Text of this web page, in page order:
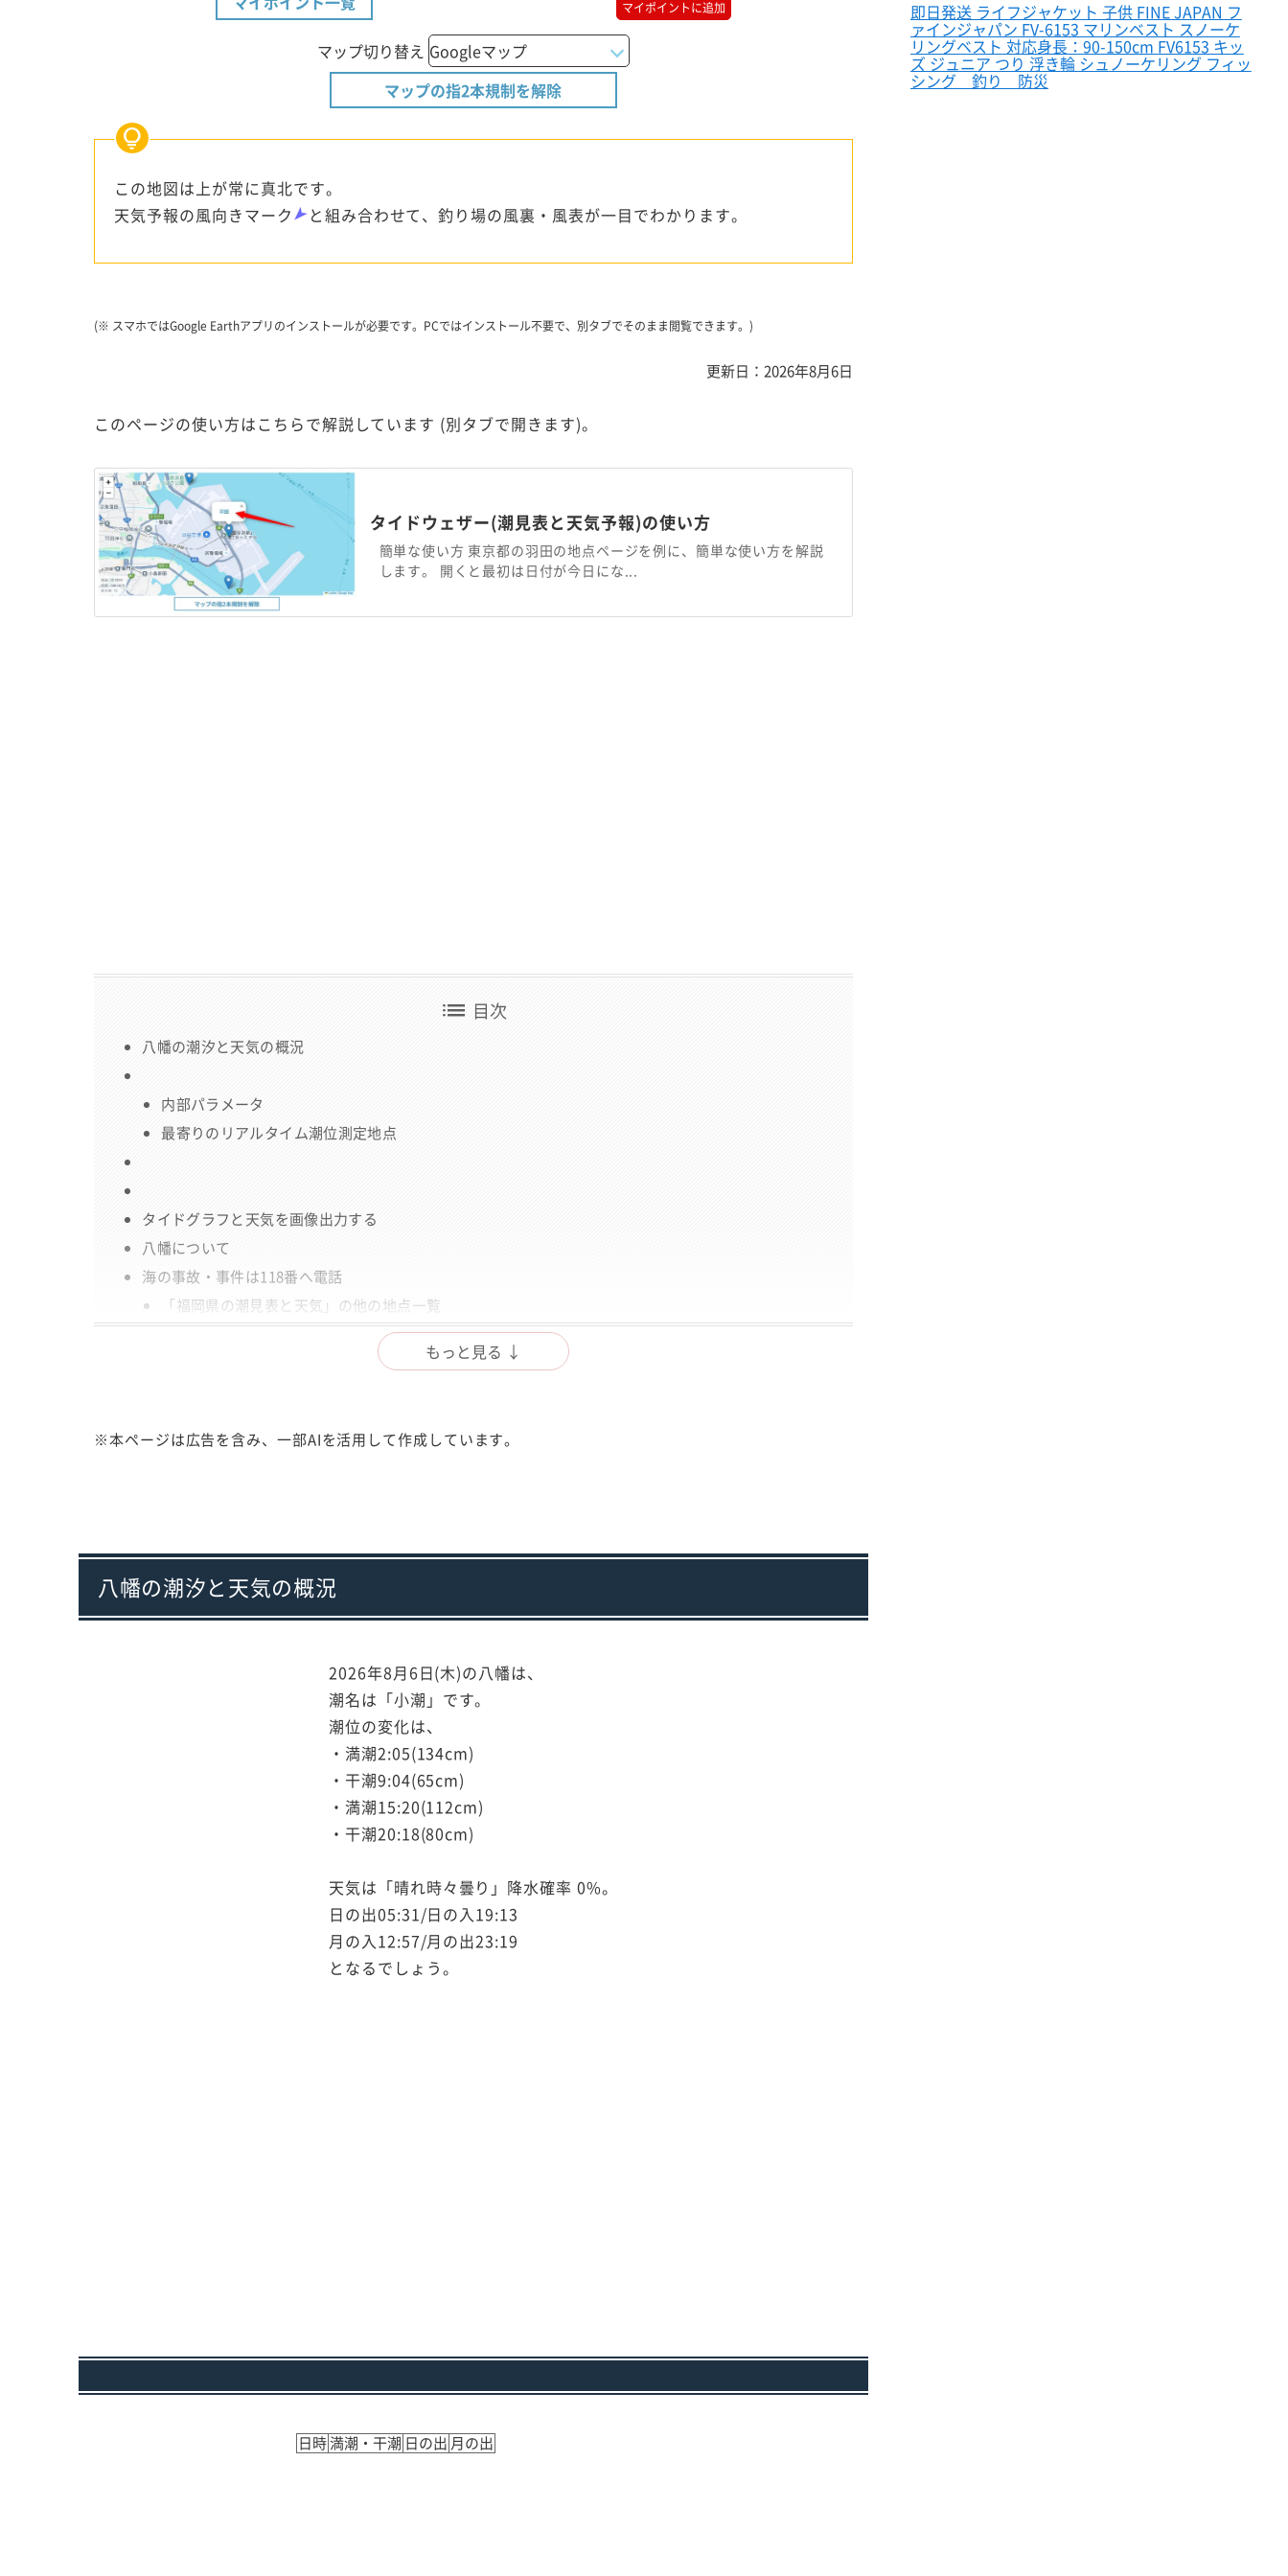
マイポイントに追加
マップ切り替え
マップの指2本規制を解除
この地図は上が常に真北です。
天気予報の風向きマーク
と組み合わせて、釣り場の風裏・風表が一目でわかります。
(※ スマホではGoogle Earthアプリのインストールが必要です。PCではインストール不要で、別タブでそのまま閲覧できます。)
更新日：2026年8月6日
このページの使い方はこちらで解説しています (別タブで開きます)。
タイドウェザー(潮見表と天気予報)の使い方
簡単な使い方 東京都の羽田の地点ページを例に、簡単な使い方を解説
します。 開くと最初は日付が今日にな...
list 目次
八幡の潮汐と天気の概況
内部パラメータ
最寄りのリアルタイム潮位測定地点
タイドグラフと天気を画像出力する
八幡について
海の事故・事件は118番へ電話
「福岡県の潮見表と天気」の他の地点一覧
もっと見る ↓
※本ページは広告を含み、一部AIを活用して作成しています。
八幡の潮汐と天気の概況
2026年8月6日(木)の八幡は、
潮名は「小潮」です。
潮位の変化は、
・満潮2:05(134cm)
・干潮9:04(65cm)
・満潮15:20(112cm)
・干潮20:18(80cm)
天気は「晴れ時々曇り」降水確率 0%。
日の出05:31/日の入19:13
月の入12:57/月の出23:19
となるでしょう。
日時満潮・干潮 日の出 月の出
即日発送 ライフジャケット 子供 FINE JAPAN フ
ァインジャパン FV-6153 マリンベスト スノーケ
リングベスト 対応身長：90-150cm FV6153 キッ
ズ ジュニア つり 浮き輪 シュノーケリング フィッ
シング 釣り 防災